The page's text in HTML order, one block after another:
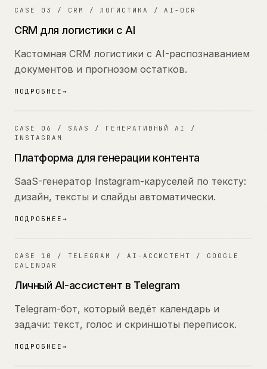
03
CASE 03 / CRM / ЛОГИСТИКА / AI-OCR
CRM для логистики с AI
Кастомная CRM логистики с AI-распознаванием
документов и прогнозом остатков.
ПОДРОБНЕЕ →
06
CASE 06 / SAAS / ГЕНЕРАТИВНЫЙ AI /
INSTAGRAM
Платформа для генерации контента
SaaS-генератор Instagram-каруселей по тексту:
дизайн, тексты и слайды автоматически.
ПОДРОБНЕЕ →
10
CASE 10 / TELEGRAM / AI-АССИСТЕНТ / GOOGLE
CALENDAR
Личный AI-ассистент в Telegram
Telegram-бот, который ведёт календарь и
задачи: текст, голос и скриншоты переписок.
ПОДРОБНЕЕ →